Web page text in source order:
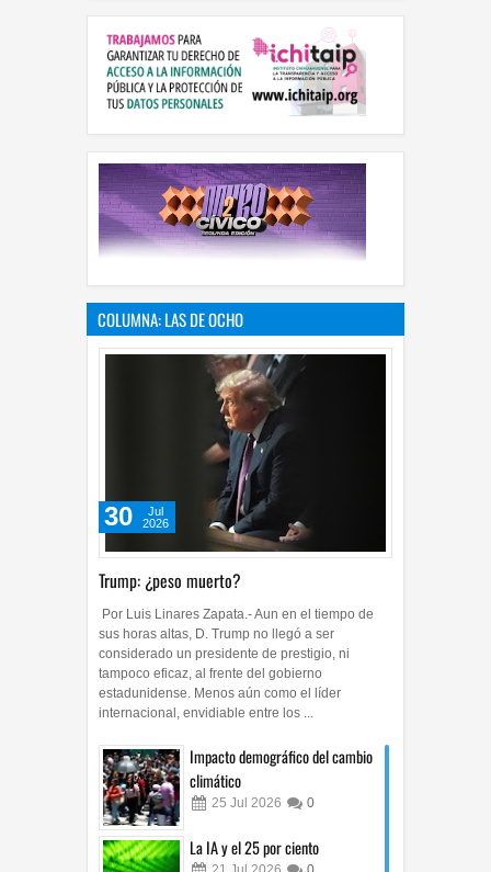
COLUMNA: LAS DE OCHO
Trump: ¿peso muerto?
30
Jul
2026
Por Luis Linares Zapata.- Aun en el tiempo de
sus horas altas, D. Trump no llegó a ser
considerado un presidente de prestigio, ni
tampoco eficaz, al frente del gobierno
estadunidense. Menos aún como el líder
internacional, envidiable entre los ...
Impacto demográfico del cambio
climático
25 Jul 2026 0
La IA y el 25 por ciento
21 Jul 2026 0